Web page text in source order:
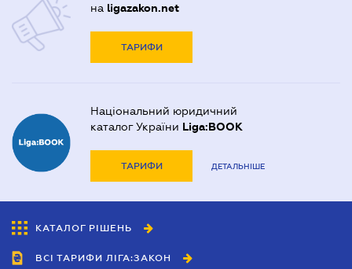
на ligazakon.net
ТАРИФИ
Національний юридичний
каталог України Liga:BOOK
ТАРИФИ ДЕТАЛЬНІШЕ
КАТАЛОГ РІШЕНЬ
ВСІ ТАРИФИ ЛІГА:ЗАКОН